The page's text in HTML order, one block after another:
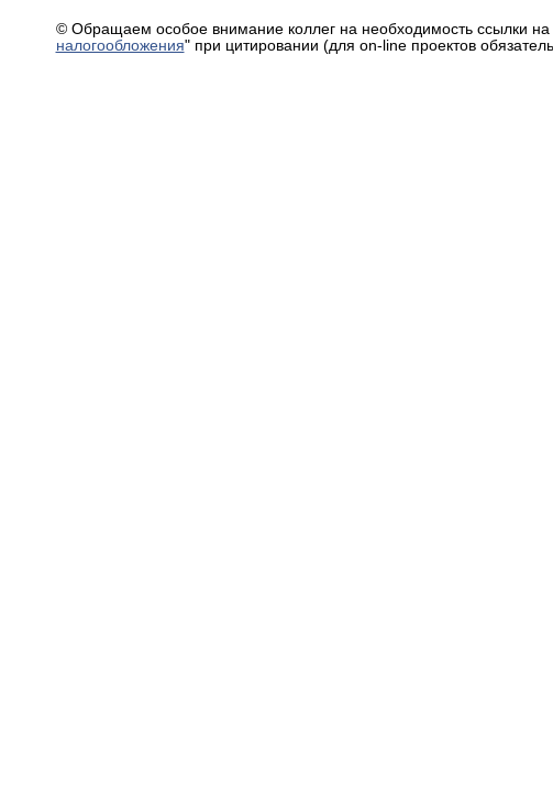
© Обращаем особое внимание коллег на необходимость ссылки на
налогообложения" при цитировании (для on-line проектов